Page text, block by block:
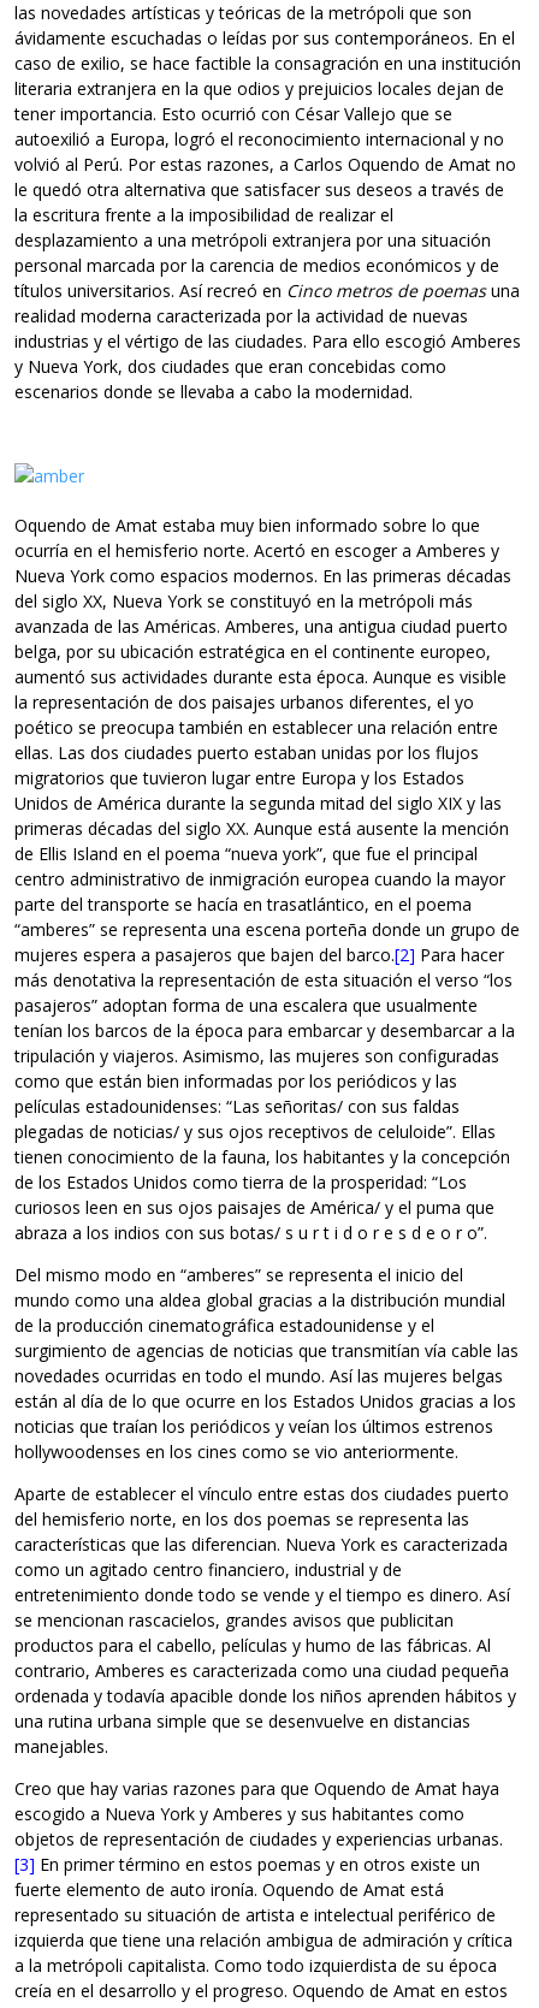
las novedades artísticas y teóricas de la metrópoli que son
ávidamente escuchadas o leídas por sus contemporáneos. En el
caso de exilio, se hace factible la consagración en una institución
literaria extranjera en la que odios y prejuicios locales dejan de
tener importancia. Esto ocurrió con César Vallejo que se
autoexilió a Europa, logró el reconocimiento internacional y no
volvió al Perú. Por estas razones, a Carlos Oquendo de Amat no
le quedó otra alternativa que satisfacer sus deseos a través de
la escritura frente a la imposibilidad de realizar el
desplazamiento a una metrópoli extranjera por una situación
personal marcada por la carencia de medios económicos y de
títulos universitarios. Así recreó en Cinco metros de poemasuna
realidad moderna caracterizada por la actividad de nuevas
industrias y el vértigo de las ciudades. Para ello escogió Amberes
y Nueva York, dos ciudades que eran concebidas como
escenarios donde se llevaba a cabo la modernidad.
Oquendo de Amat estaba muy bien informado sobre lo que
ocurría en el hemisferio norte. Acertó en escoger a Amberes y
Nueva York como espacios modernos. En las primeras décadas
del siglo XX, Nueva York se constituyó en la metrópoli más
avanzada de las Américas. Amberes, una antigua ciudad puerto
belga, por su ubicación estratégica en el continente europeo,
aumentó sus actividades durante esta época. Aunque es visible
la representación de dos paisajes urbanos diferentes, el yo
poético se preocupa también en establecer una relación entre
ellas. Las dos ciudades puerto estaban unidas por los flujos
migratorios que tuvieron lugar entre Europa y los Estados
Unidos de América durante la segunda mitad del siglo XIX y las
primeras décadas del siglo XX. Aunque está ausente la mención
de Ellis Island en el poema “nueva york”, que fue el principal
centro administrativo de inmigración europea cuando la mayor
parte del transporte se hacía en trasatlántico, en el poema
“amberes” se representa una escena porteña donde un grupo de
mujeres espera a pasajeros que bajen del barco.[2] Para hacer
más denotativa la representación de esta situación el verso “los
pasajeros” adoptan forma de una escalera que usualmente
tenían los barcos de la época para embarcar y desembarcar a la
tripulación y viajeros. Asimismo, las mujeres son configuradas
como que están bien informadas por los periódicos y las
películas estadounidenses: “Las señoritas/ con sus faldas
plegadas de noticias/ y sus ojos receptivos de celuloide”. Ellas
tienen conocimiento de la fauna, los habitantes y la concepción
de los Estados Unidos como tierra de la prosperidad: “Los
curiosos leen en sus ojos paisajes de América/ y el puma que
abraza a los indios con sus botas/ s u r t i d o r e s d e o r o”.
Del mismo modo en “amberes” se representa el inicio del
mundo como una aldea global gracias a la distribución mundial
de la producción cinematográfica estadounidense y el
surgimiento de agencias de noticias que transmitían vía cable las
novedades ocurridas en todo el mundo. Así las mujeres belgas
están al día de lo que ocurre en los Estados Unidos gracias a los
noticias que traían los periódicos y veían los últimos estrenos
hollywoodenses en los cines como se vio anteriormente.
Aparte de establecer el vínculo entre estas dos ciudades puerto
del hemisferio norte, en los dos poemas se representa las
características que las diferencian. Nueva York es caracterizada
como un agitado centro financiero, industrial y de
entretenimiento donde todo se vende y el tiempo es dinero. Así
se mencionan rascacielos, grandes avisos que publicitan
productos para el cabello, películas y humo de las fábricas. Al
contrario, Amberes es caracterizada como una ciudad pequeña
ordenada y todavía apacible donde los niños aprenden hábitos y
una rutina urbana simple que se desenvuelve en distancias
manejables.
Creo que hay varias razones para que Oquendo de Amat haya
escogido a Nueva York y Amberes y sus habitantes como
objetos de representación de ciudades y experiencias urbanas.
[3] En primer término en estos poemas y en otros existe un
fuerte elemento de auto ironía. Oquendo de Amat está
representado su situación de artista e intelectual periférico de
izquierda que tiene una relación ambigua de admiración y crítica
a la metrópoli capitalista. Como todo izquierdista de su época
creía en el desarrollo y el progreso. Oquendo de Amat en estos